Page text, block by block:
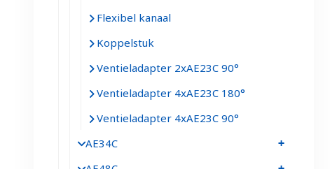
Flexibel kanaal
Koppelstuk
Ventieladapter 2xAE23C 90°
Ventieladapter 4xAE23C 180°
Ventieladapter 4xAE23C 90°
AE34C